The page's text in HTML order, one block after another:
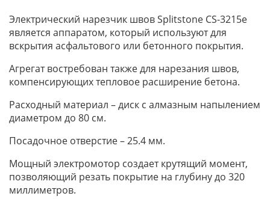
Электрический нарезчик швов Splitstone CS-3215e
является аппаратом, который используют для
вскрытия асфальтового или бетонного покрытия.
Агрегат востребован также для нарезания швов,
компенсирующих тепловое расширение бетона.
Расходный материал – диск с алмазным напылением
диаметром до 80 см.
Посадочное отверстие – 25.4 мм.
Мощный электромотор создает крутящий момент,
позволяющий резать покрытие на глубину до 320
миллиметров.